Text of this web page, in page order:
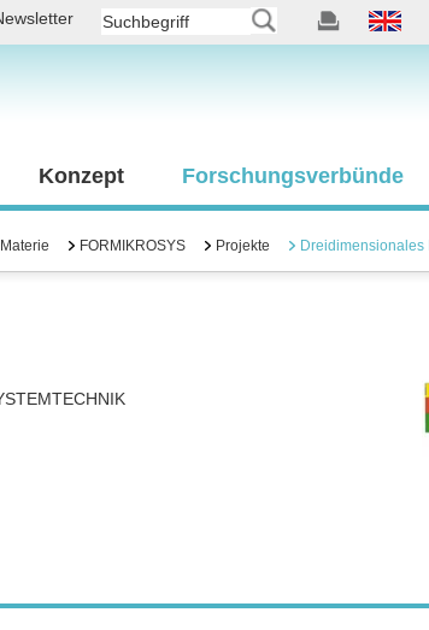
Konzept Forschungsverbünde
FORMIKROSYS Projekte